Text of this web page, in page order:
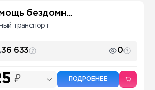
бездомн...
транспорт
36 633 0
₽ ПОДРОБНЕЕ